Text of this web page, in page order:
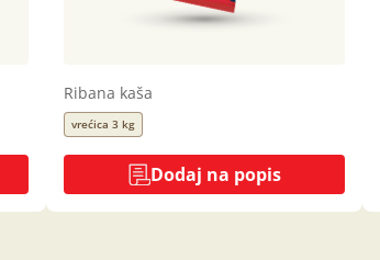
Ribana kaša
vrećica 3 kg
Dodaj na popis